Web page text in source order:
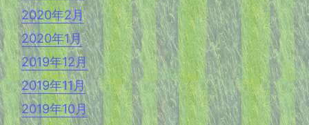
2020年2月
2020年1月
2019年12月
2019年11月
2019年10月